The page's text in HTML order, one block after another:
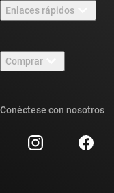
Carreras laborales
Sala de redacción
Eventos
Relaciones con los
Enlaces rápidos
Foros de soporte de
Búsqueda de
Centro de atención
Comprar
Preguntas
Conéctese con nosotros